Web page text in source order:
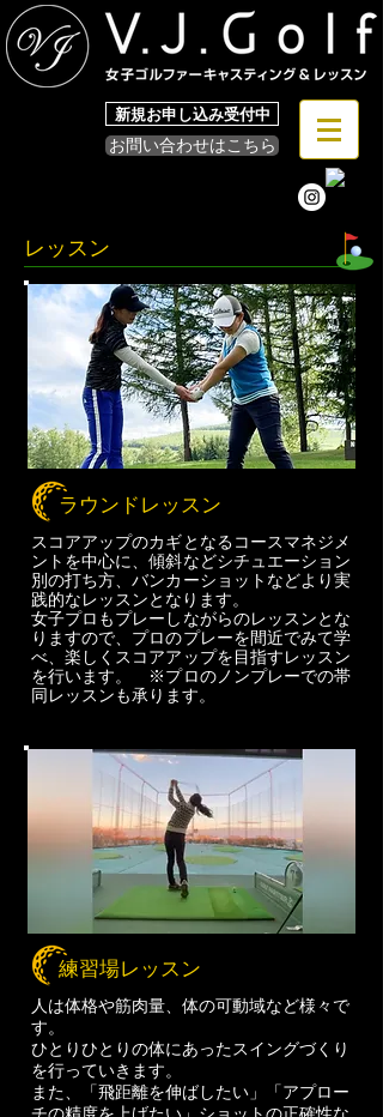
新規お申し込み受付中
お問い合わせはこちら
レッスン
ラウンドレッスン
スコアアップのカギとなるコースマネジメ
ントを中心に、傾斜などシチュエーション
別の打ち方、バンカーショットなどより実
践的なレッスンとなります。
女子プロもプレーしながらのレッスンとな
りますので、プロのプレーを間近でみて学
べ、楽しくスコアアップを目指すレッスン
を行います。
※プロのノンプレーでの帯
同レッスンも承ります。
練習場レッスン
人は体格や筋肉量、体の可動域など様々で
す。
ひとりひとりの体にあったスイングづくり
を行っていきます。
また、「飛距離を伸ばしたい」「アプロー